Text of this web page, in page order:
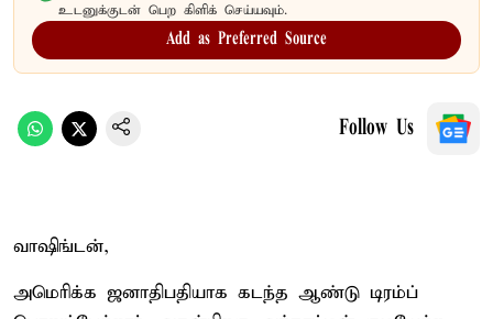
உடனுக்குடன் பெற கிளிக் செய்யவும்.
Add as Preferred Source
Follow Us
வாஷிங்டன்,
அமெரிக்க ஜனாதிபதியாக கடந்த ஆண்டு டிரம்ப்